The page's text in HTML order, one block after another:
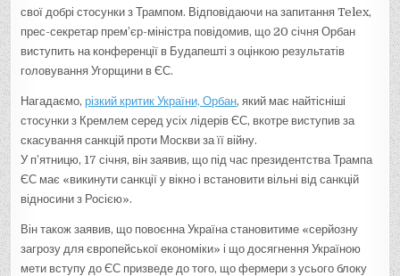
свої добрі стосунки з Трампом. Відповідаючи на запитання Telex,
прес-секретар прем’єр-міністра повідомив, що 20 січня Орбан
виступить на конференції в Будапешті з оцінкою результатів
головування Угорщини в ЄС.
Нагадаємо,різкий критик України, Орбан, який має найтісніші
стосунки з Кремлем серед усіх лідерів ЄС, вкотре виступив за
скасування санкцій проти Москви за її війну.
У п’ятницю, 17 січня, він заявив, що під час президентства Трампа
ЄС має «викинути санкції у вікно і встановити вільні від санкцій
відносини з Росією».
Він також заявив, що повоєнна Україна становитиме «серйозну
загрозу для європейської економіки» і що досягнення Україною
мети вступу до ЄС призведе до того, що фермери з усього блоку